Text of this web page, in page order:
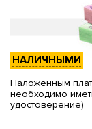
НАЛИЧНЫМИ
Наложенным
необходимо
удостоверение)